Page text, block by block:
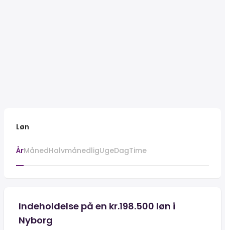
Løn
ÅrMånedHalvmånedligUgeDagTime
Indeholdelse på en kr.198.500 løn i
Nyborg